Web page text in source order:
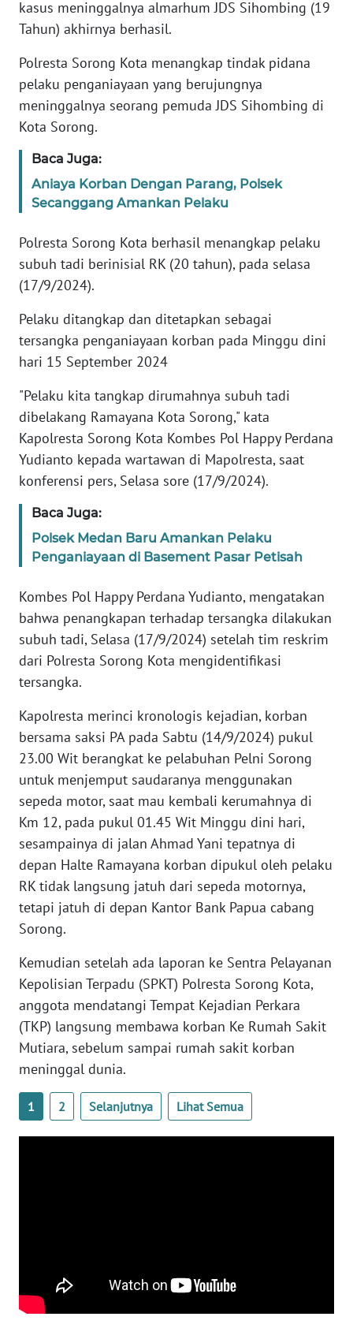
kasus meninggalnya almarhum JDS Sihombing (19
Tahun) akhirnya berhasil.
Polresta Sorong Kota menangkap tindak pidana
pelaku penganiayaan yang berujungnya
meninggalnya seorang pemuda JDS Sihombing di
Kota Sorong.
Baca Juga:
Aniaya Korban Dengan Parang, Polsek
Secanggang Amankan Pelaku
Polresta Sorong Kota berhasil menangkap pelaku
subuh tadi berinisial RK (20 tahun), pada selasa
(17/9/2024).
Pelaku ditangkap dan ditetapkan sebagai
tersangka penganiayaan korban pada Minggu dini
hari 15 September 2024
"Pelaku kita tangkap dirumahnya subuh tadi
dibelakang Ramayana Kota Sorong," kata
Kapolresta Sorong Kota Kombes Pol Happy Perdana
Yudianto kepada wartawan di Mapolresta, saat
konferensi pers, Selasa sore (17/9/2024).
Baca Juga:
Polsek Medan Baru Amankan Pelaku
Penganiayaan di Basement Pasar Petisah
Kombes Pol Happy Perdana Yudianto, mengatakan
bahwa penangkapan terhadap tersangka dilakukan
subuh tadi, Selasa (17/9/2024) setelah tim reskrim
dari Polresta Sorong Kota mengidentifikasi
tersangka.
Kapolresta merinci kronologis kejadian, korban
bersama saksi PA pada Sabtu (14/9/2024) pukul
23.00 Wit berangkat ke pelabuhan Pelni Sorong
untuk menjemput saudaranya menggunakan
sepeda motor, saat mau kembali kerumahnya di
Km 12, pada pukul 01.45 Wit Minggu dini hari,
sesampainya di jalan Ahmad Yani tepatnya di
depan Halte Ramayana korban dipukul oleh pelaku
RK tidak langsung jatuh dari sepeda motornya,
tetapi jatuh di depan Kantor Bank Papua cabang
Sorong.
Kemudian setelah ada laporan ke Sentra Pelayanan
Kepolisian Terpadu (SPKT) Polresta Sorong Kota,
anggota mendatangi Tempat Kejadian Perkara
(TKP) langsung membawa korban Ke Rumah Sakit
Mutiara, sebelum sampai rumah sakit korban
meninggal dunia.
1 2 Selanjutnya Lihat Semua
News
WN
SUMUT
JAKARTA
JABAR
WN
WN
NTT
KEPRI
WN
PAPUA
PAPUA
BARAT
WN
RIAU
WN
WN
WN
SULTRA
WN
NTB
WN
SULTENG
SULBAR
WN
BABEL
WN
SUMBAR
WN
SUMSEL
WN
JATENG